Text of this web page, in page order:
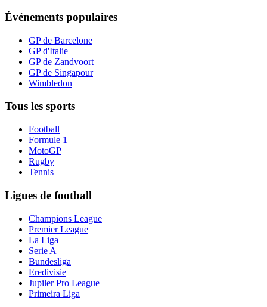
Événements populaires
GP de Barcelone
GP d'Italie
GP de Zandvoort
GP de Singapour
Wimbledon
Tous les sports
Football
Formule 1
MotoGP
Rugby
Tennis
Ligues de football
Champions League
Premier League
La Liga
Serie A
Bundesliga
Eredivisie
Jupiler Pro League
Primeira Liga